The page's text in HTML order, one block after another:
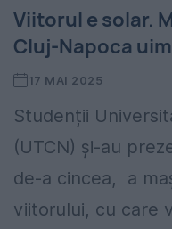
Viitorul e solar.
Cluj-Napoca
17 MAI 2025
Studenții
(UTCN) și-au
de-a cincea, a
viitorului, cu care